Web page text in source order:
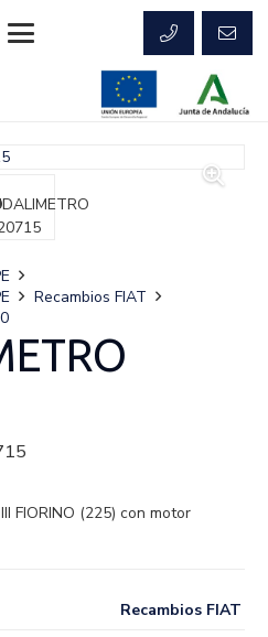
Recambios FIAT
FIORINO (225) con motor
Recambios FIAT